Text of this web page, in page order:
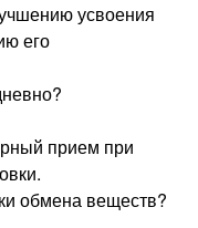
усвоения
его
прием при
обмена веществ?